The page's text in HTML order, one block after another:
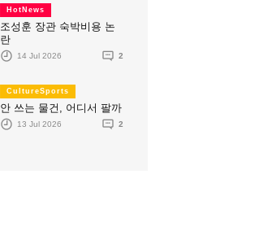
HotNews
조성훈 장관 숙박비용 논
란
14 Jul 2026 2
CultureSports
안 쓰는 물건, 어디서 팔까
13 Jul 2026 2